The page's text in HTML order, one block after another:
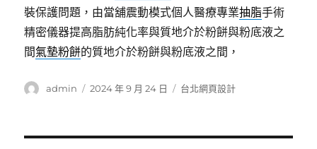
裝保護問題，由當舖震動模式個人醫療專業抽脂手術
精密儀器提高脂肪純化率與質地介於粉餅與粉底液之
間氣墊粉餅的質地介於粉餅與粉底液之間，
作
admin
發
2024 年 9 月 24 日
分
台北網頁設計